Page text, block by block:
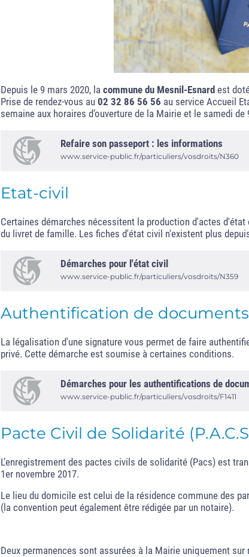
Depuis le 9 mars 2020, la commune du Mesnil-Esnard est
Prise de rendez-vous au 02 32 86 56 56 au service Accueil
semaine aux horaires d’ouverture de la Mairie et le samedi de
Refaire son passeport : les informations
www.service-public.fr/particuliers/vosdroits/N360
Etat-civil
Certaines démarches nécessitent la production d'actes
du livret de famille. Les fiches d'état civil n'existent plus
Démarches pour l'état civil
www.service-public.fr/particuliers/vosdroits/N359
Authentification de documents
La légalisation d'une signature vous permet de faire
privé. Cette démarche est soumise à certaines conditions.
Démarches pour les authentifications de
www.service-public.fr/particuliers/vosdroits/F1411
Pacte Civil de Solidarité
L’enregistrement des pactes civils de solidarité (Pacs) est
1er novembre 2017.
Le lieu du domicile est celui de la résidence commune des
(la convention peut également être rédigée par un notaire).
Deux permanences sont assurées à la Mairie uniquement sur